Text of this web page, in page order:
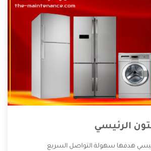
الرئيسي
هدفها سهولة التواصل السريع